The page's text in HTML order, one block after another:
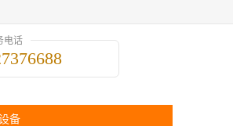
电话
备